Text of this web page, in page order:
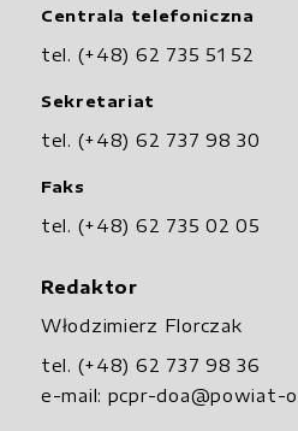
Centrala telefoniczna
tel. (+48) 62 735 51 52
Sekretariat
tel. (+48) 62 737 98 30
Faks
tel. (+48) 62 735 02 05
Redaktor
Włodzimierz Florczak
tel. (+48) 62 737 98 36
e-mail: pcpr-doa@powiat-